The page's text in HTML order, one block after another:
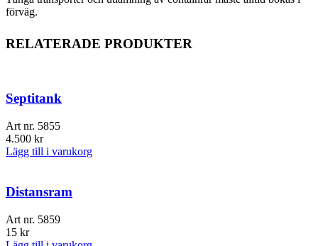
förväg.
RELATERADE PRODUKTER
Septitank
Art nr. 5855
4.500 kr
Lägg till i varukorg
Distansram
Art nr. 5859
15 kr